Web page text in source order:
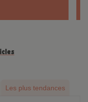
Les plus tendances